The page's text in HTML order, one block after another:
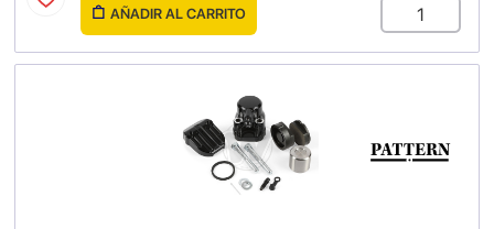
AÑADIR AL CARRITO